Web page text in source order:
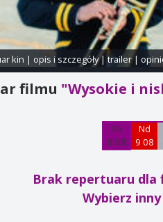
kin | opis i szczegóły|trailer|
filmu "Wysokie i
Sb
8 08
Nd
9 08
Brak repertuaru dla
Wybierz